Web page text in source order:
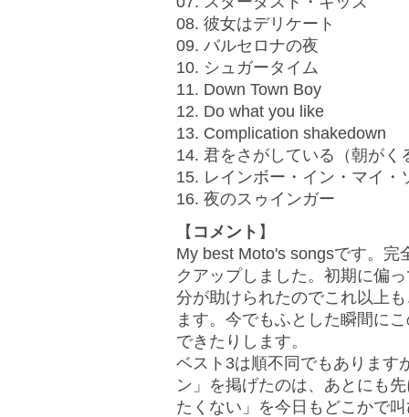
08. 彼女はデリケート
09. バルセロナの夜
10. シュガータイム
11. Down Town Boy
12. Do what you like
13. Complication shakedown
14. 君をさがしている（朝がく
15. レインボー・イン・マイ・
16. 夜のスゥインガー
【 コメント 】
My best Moto's songsです。完
クアップしました。初期に偏
分が助けられたのでこれ以上
ます。今でもふとした瞬間に
できたりします。
ベスト3は順不同でもありま
ン」を掲げたのは、あとにも
たくない」を今日もどこかで